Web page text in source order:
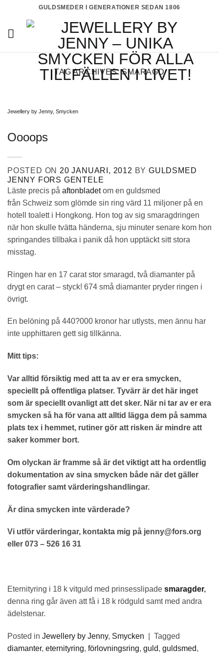
content
GULDSMEDER I GENERATIONER SEDAN 1806
TAG ARCHIVES:SMARAGD
Jewellery by Jenny, Smycken
Oooops
POSTED ON 20 JANUARI, 2012 BYGULDSMED
JENNY FORS GENTELE
Läste precis på aftonbladetom en guldsmed
från Schweiz som glömde sin ring värd 11 miljoner på en
hotell toalett i Hongkong. Hon tog av sig smaragdringen
när hon skulle tvätta händerna, sju minuter senare kom hon
springandes tillbaka i panik då hon upptäckt sitt stora
misstag.
Ringen har en 17 carat stor smaragd, två diamanter på
drygt en carat – styck! 674 små diamanter pryder ringen i
övrigt.
En belöning på 440?000 kronor har utlysts, men ännu har
inte upphittaren gett sig tillkänna.
Mitt tips:
Var alltid försiktig med att ta av er era smycken,
speciellt på offentliga platser. Tyvärr är det här inget
som är speciellt ovanligt att det sker. När ni tar av er era
smycken så ha för vana att alltid lägga dem på samma
plats tex i hemmet, rutiner gör att risken är mindre att
saker kommer bort.
Om olyckan är framme så är det viktigt att ha ordentlig
dokumentation av sina smycken både när det gäller
fotografier samt värderingshandlingar.
Är dina smycken inte värderade?
Vi utför värderingar, kontakta mig på jenny@fors.org
eller 073 – 526 16 31
Eternityring i 18 k vitguld med prinsesslipade smaragder,
denna ring går även att få i 18 k rödguld samt med andra
ädelstenar.
Posted in Jewellery by Jenny, Smycken
Tagged
diamanter, eternityring, förlovningsring, guld, guldsmed,